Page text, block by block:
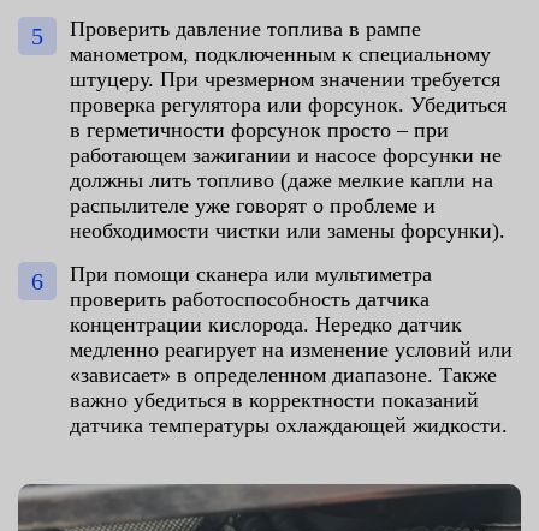
Проверить давление топлива в рампе
манометром, подключенным к специальному
штуцеру. При чрезмерном значении требуется
проверка регулятора или форсунок. Убедиться
в герметичности форсунок просто – при
работающем зажигании и насосе форсунки не
должны лить топливо (даже мелкие капли на
распылителе уже говорят о проблеме и
необходимости чистки или замены форсунки).
При помощи сканера или мультиметра
проверить работоспособность датчика
концентрации кислорода. Нередко датчик
медленно реагирует на изменение условий или
«зависает» в определенном диапазоне. Также
важно убедиться в корректности показаний
датчика температуры охлаждающей жидкости.